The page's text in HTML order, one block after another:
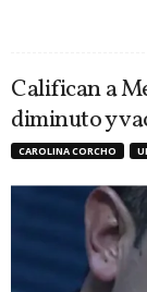
Califican a
diminuto y
CAROLINA CORCHO